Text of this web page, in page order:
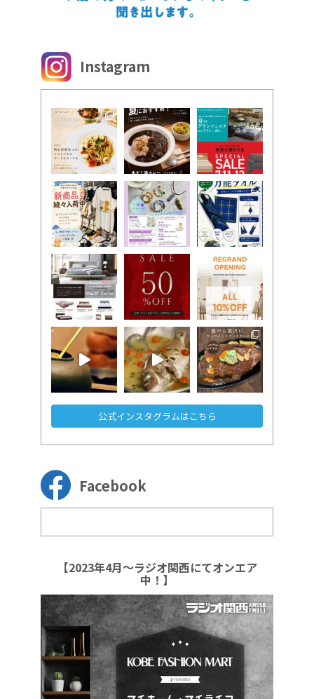
Instagram
公式インスタグラムはこちら
Facebook
【2023年4月～ラジオ関西にてオンエア
中！】